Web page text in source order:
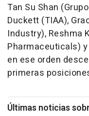
Tan Su Shan
Duckett (TIAA),
Industry), Reshma
Pharmaceuticals)
en ese orden
primeras
Últimas noticias